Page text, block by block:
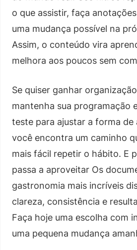
o que assistir, faça
uma mudança possível na
Assim, o conteúdo vira
melhora aos poucos sem
Se quiser ganhar
mantenha sua programação
teste para ajustar a forma de
você encontra um caminho
mais fácil repetir o hábito. E
passa a aproveitar Os
gastronomia mais incríveis
clareza, consistência e
Faça hoje uma escolha com
uma pequena mudança